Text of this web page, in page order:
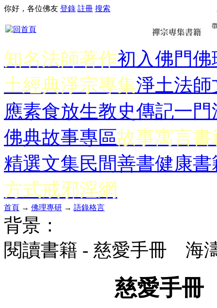
你好，各位佛友 登錄 註冊 搜索
知名法師著作初入佛門佛
土經典淨宗專集淨土法師
應素食放生教史傳記一門
佛典故事專區故事寓言書
精選文集民間善書健康書
方式戒邪淫網
首頁 → 佛理專研 → 語錄格言
背景：
閱讀書籍 - 慈愛手冊 海
慈愛手